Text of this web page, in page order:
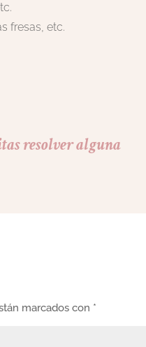
fresas, etc.
resolver alguna
marcados con *